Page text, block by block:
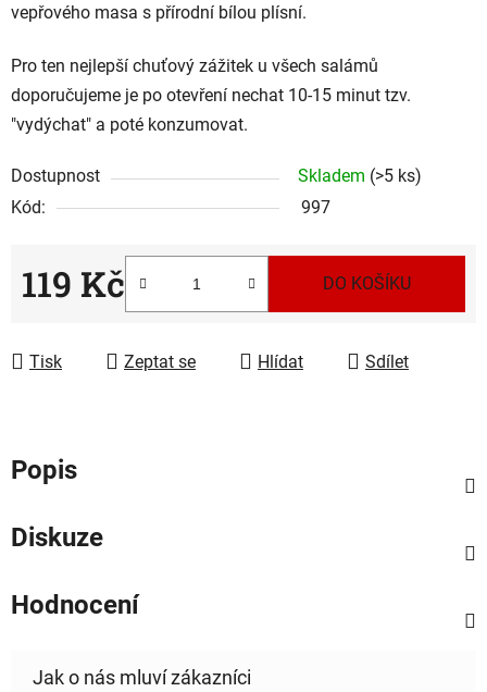
vepřového masa s přírodní bílou plísní.
Pro ten nejlepší chuťový zážitek u všech salámů
doporučujeme je po otevření nechat 10-15 minut tzv.
"vydýchat" a poté konzumovat.
Dostupnost Skladem (>5 ks)
Kód:
997
119 Kč DO KOŠÍKU
Tisk Zeptat se Hlídat Sdílet
Popis
Diskuze
Hodnocení